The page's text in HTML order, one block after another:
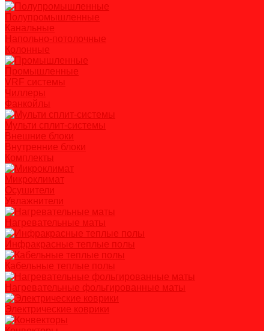
Полупромышленные
Канальные
Напольно-потолочные
Колонные
Промышленные
VRF системы
Чиллеры
Фанкойлы
Мульти сплит-системы
Внешние блоки
Внутренние блоки
Комплекты
Микроклимат
Осушители
Увлажнители
Нагревательные маты
Инфракрасные теплые полы
Кабельные теплые полы
Нагревательные фольгированные маты
Электрические коврики